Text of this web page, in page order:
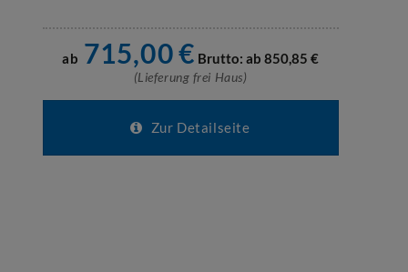
ab 715,00€ Brutto: ab 850,85 €
(Lieferung frei Haus)
Zur Detailseite